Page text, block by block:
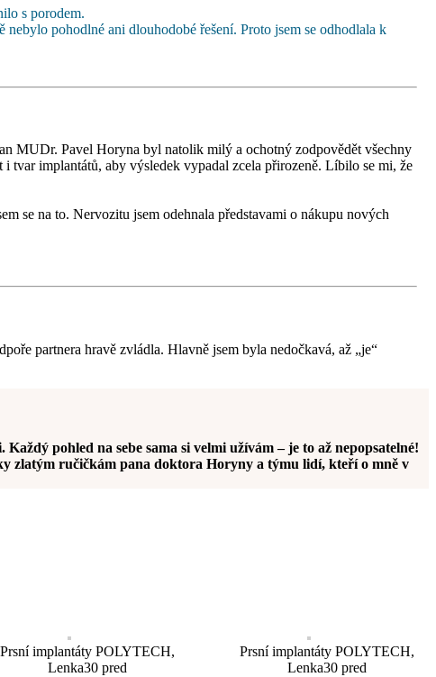
s porodem.
pohodlné ani dlouhodobé řešení. Proto jsem se odhodlala k
MUDr. Pavel Horyna byl natolik milý a ochotný zodpovědět všechny
implantátů, aby výsledek vypadal zcela přirozeně. Líbilo se mi, že
se na to. Nervozitu jsem odehnala představami o nákupu nových
partnera hravě zvládla. Hlavně jsem byla nedočkavá, až „je“
pohled na sebe sama si velmi užívám – je to až nepopsatelné!
zlatým ručičkám pana doktora Horyny a týmu lidí, kteří o mně v
Prsní implantáty POLYTECH,
Lenka30 pred
Prsní implantáty POLYTECH,
Lenka30 pred